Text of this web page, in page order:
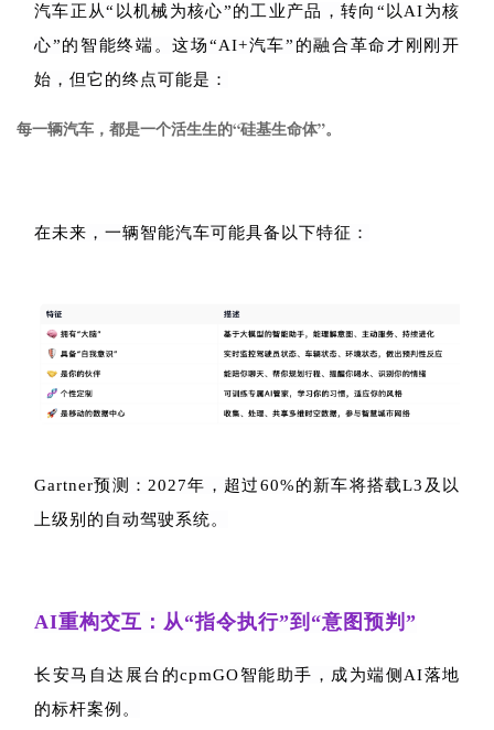
汽车正从“ 以机械为核心”的工业产品，转向 “ 以 AI为核
心”的智能终端。这场“AI+汽车” 的融合革命才刚刚开
始，但它的终点可能是：
每一辆汽车，都是一个活生生的“硅基生命体”。
在未来，一辆智能汽车可能具备以下特征：
Gartner预测： 2027年，超过60%的新车将搭载L3 及以
上级别的自动驾驶系统。
AI重构交互：从“指令执行”到“意图预判”
长安马自达展台的cpmGO智能助手，成为端侧 AI落地
的标杆案例。